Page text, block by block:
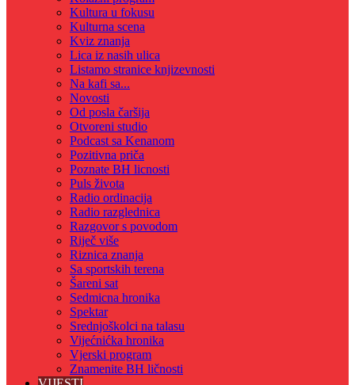
Kultura u fokusu
Kulturna scena
Kviz znanja
Lica iz nasih ulica
Listamo stranice knjizevnosti
Na kafi sa...
Novosti
Od posla čaršija
Otvoreni studio
Podcast sa Kenanom
Pozitivna priča
Poznate BH licnosti
Puls života
Radio ordinacija
Radio razglednica
Razgovor s povodom
Riječ više
Riznica znanja
Sa sportskih terena
Šareni sat
Sedmicna hronika
Spektar
Srednjoškolci na talasu
Vijećnićka hronika
Vjerski program
Znamenite BH ličnosti